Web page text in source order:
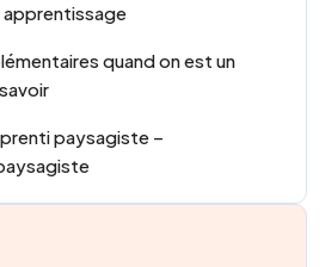
apprentissage
quand on est un
paysagiste –